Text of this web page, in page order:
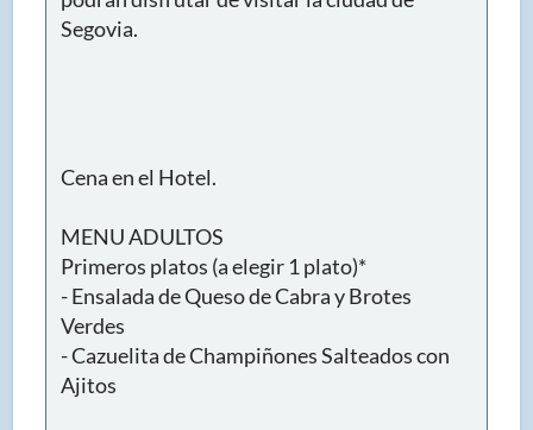
Segovia.
Cena en el Hotel.
MENU ADULTOS
Primeros platos (a elegir 1 plato)*
- Ensalada de Queso de Cabra y Brotes
Verdes
- Cazuelita de Champiñones Salteados con
Ajitos